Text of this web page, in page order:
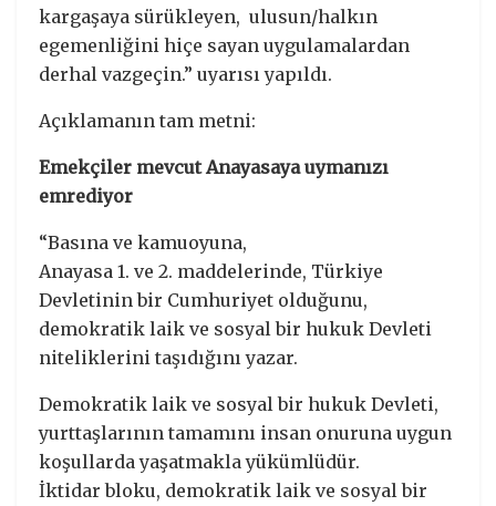
kargaşaya sürükleyen, ulusun/halkın
egemenliğini hiçe sayan uygulamalardan
derhal vazgeçin.” uyarısı yapıldı.
Açıklamanın tam metni:
Emekçiler mevcut Anayasaya uymanızı
emrediyor
“Basına ve kamuoyuna,
Anayasa 1. ve 2. maddelerinde, Türkiye
Devletinin bir Cumhuriyet olduğunu,
demokratik laik ve sosyal bir hukuk Devleti
niteliklerini taşıdığını yazar.
Demokratik laik ve sosyal bir hukuk Devleti,
yurttaşlarının tamamını insan onuruna uygun
koşullarda yaşatmakla yükümlüdür.
İktidar bloku, demokratik laik ve sosyal bir